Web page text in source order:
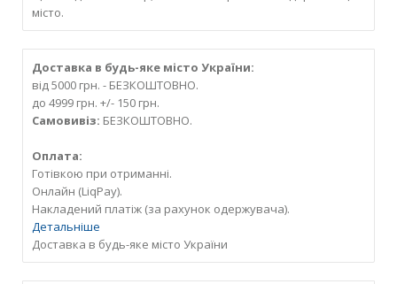
місто.
Доставка в будь-яке місто України:
від 5000 грн. - БЕЗКОШТОВНО.
до 4999 грн. +/- 150 грн.
Самовивіз: БЕЗКОШТОВНО.
Оплата:
Готівкою при отриманні.
Онлайн (LiqPay).
Накладений платіж (за рахунок одержувача).
Детальніше
Доставка в будь-яке місто України